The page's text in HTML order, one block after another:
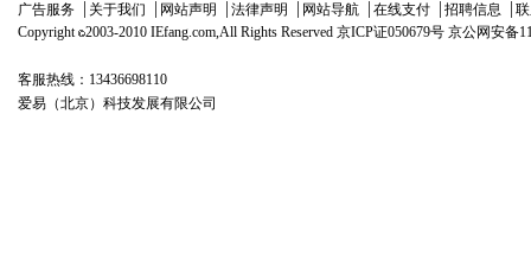
广告服务 关于我们 网站声明 法律声明 网站导航 在线支付 招聘信息
Copyright 2003-2010 IEfang.com,All Rights Reserved 京ICP证050679号 京公网安备
客服热线：13436698110
爱易（北京）科技发展有限公司